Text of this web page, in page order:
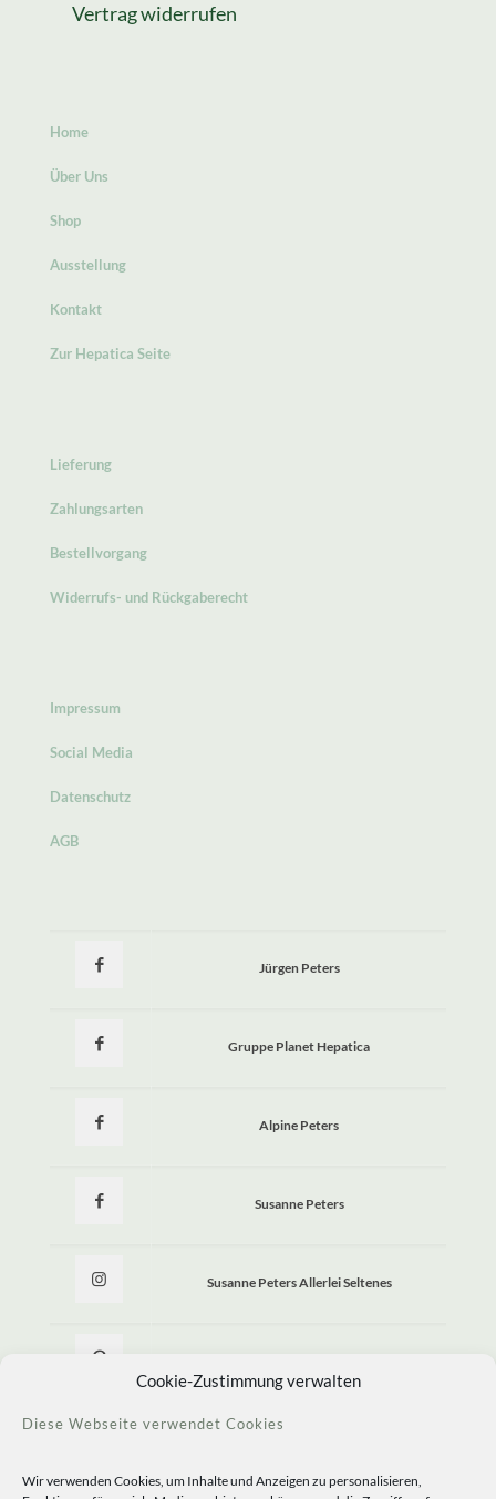
Cookie-Zustimmung verwalten
Diese Webseite verwendet Cookies
Wir verwenden Cookies, um Inhalte und Anzeigen zu personalisieren,
Vertrag widerrufen
Home
Über Uns
Shop
Ausstellung
Kontakt
Zur Hepatica Seite
Lieferung
Zahlungsarten
Bestellvorgang
Widerrufs- und Rückgaberecht
Impressum
Social Media
Datenschutz
AGB
Jürgen Peters
Gruppe Planet Hepatica
Alpine Peters
Susanne Peters
Susanne Peters Allerlei Seltenes